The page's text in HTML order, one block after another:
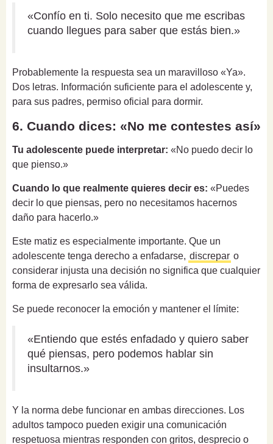
«Confío en ti. Solo necesito que me escribas
cuando llegues para saber que estás bien.»
Probablemente la respuesta sea un maravilloso «Ya».
Dos letras. Información suficiente para el adolescente y,
para sus padres, permiso oficial para dormir.
6. Cuando dices: «No me contestes así»
Tu adolescente puede interpretar: «No puedo decir lo
que pienso.»
Cuando lo que realmente quieres decir es: «Puedes
decir lo que piensas, pero no necesitamos hacernos
daño para hacerlo.»
Este matiz es especialmente importante. Que un
adolescente tenga derecho a enfadarse, discrepar o
considerar injusta una decisión no significa que cualquier
forma de expresarlo sea válida.
Se puede reconocer la emoción y mantener el límite:
«Entiendo que estés enfadado y quiero saber
qué piensas, pero podemos hablar sin
insultarnos.»
Y la norma debe funcionar en ambas direcciones. Los
adultos tampoco pueden exigir una comunicación
respetuosa mientras responden con gritos, desprecio o